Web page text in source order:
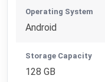
Operating System
Android
Storage Capacity
128 GB